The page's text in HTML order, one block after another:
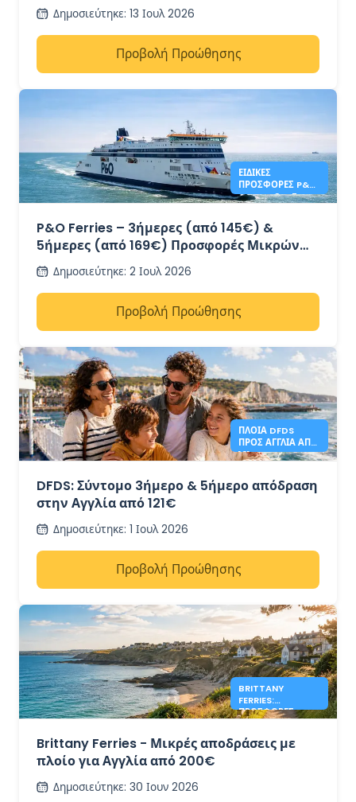
Δημοσιεύτηκε: 13 Ιουλ 2026
Προβολή Προώθησης
ΕΙΔΙΚΈΣ
ΠΡΟΣΦΟΡΈΣ P&O
FERRIES 3 & 5
P&O Ferries – 3ήμερες (από 145€) &
5ήμερες (από 169€) Προσφορές Μικρών
Αποδράσεων – Ντόβερ προς Καλαί
Δημοσιεύτηκε: 2 Ιουλ 2026
Προβολή Προώθησης
ΠΛΟΊΑ DFDS
ΠΡΟΣ ΑΓΓΛΊΑ ΑΠΌ
121€
DFDS: Σύντομο 3ήμερο & 5ήμερο απόδραση
στην Αγγλία από 121€
Δημοσιεύτηκε: 1 Ιουλ 2026
Προβολή Προώθησης
BRITTANY
FERRIES:
ΠΡΟΣΦΟΡΈΣ
200€
Brittany Ferries - Μικρές αποδράσεις με
πλοίο για Αγγλία από 200€
Δημοσιεύτηκε: 30 Ιουν 2026